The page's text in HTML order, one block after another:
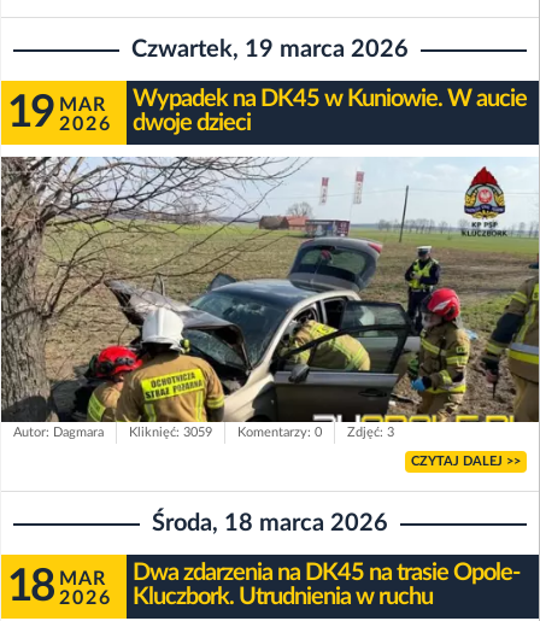
Czwartek, 19 marca 2026
19 MAR
2026
Wypadek na DK45 w Kuniowie. W aucie
dwoje dzieci
Autor: Dagmara Kliknięć: 3059 Komentarzy: 0 Zdjęć: 3
CZYTAJ DALEJ >>
Środa, 18 marca 2026
18 MAR
2026
Dwa zdarzenia na DK45 na trasie Opole-
Kluczbork. Utrudnienia w ruchu